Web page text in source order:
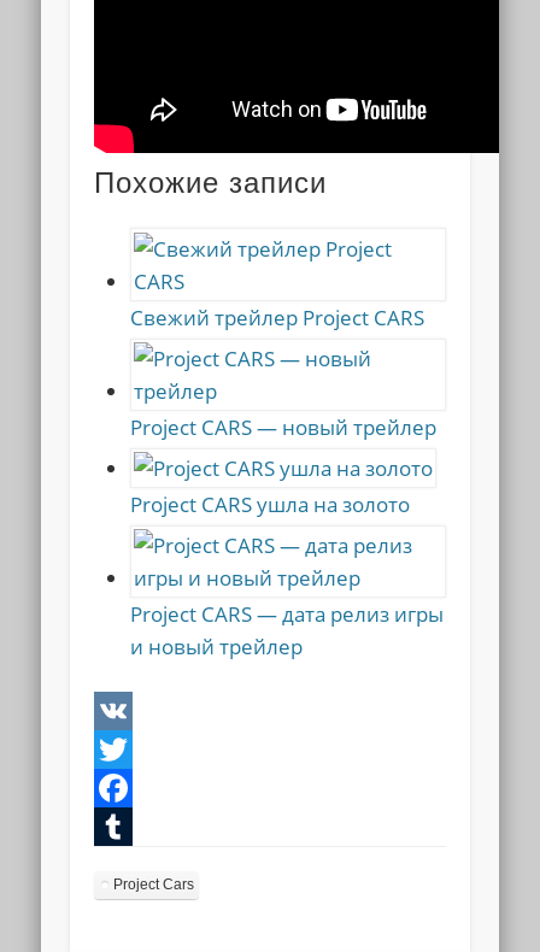
Похожие записи
Свежий трейлер Project CARS
Project CARS — новый трейлер
Project CARS ушла на золото
Project CARS — дата релиз игры
и новый трейлер
VK
Twitter
Facebook
Project Cars